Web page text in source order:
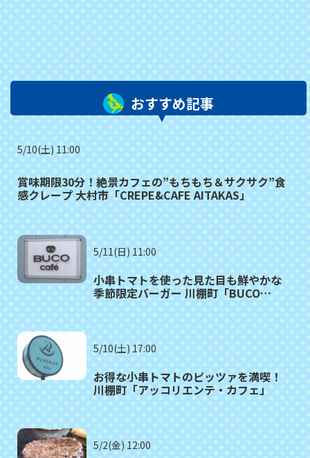
おすすめ記事
5/10(土) 11:00
賞味期限30分！絶景カフェの”もちもち＆サクサク”食
感クレープ 大村市「CREPE&CAFE AITAKAS」
5/11(日) 11:00
小串トマトを使った見た目も鮮やかな
季節限定バーガー 川棚町「BUCO
5/10(土) 17:00
お得な小串トマトのピッツァを満喫！
川棚町「アッコリエンテ・カフェ」
5/2(金) 12:00